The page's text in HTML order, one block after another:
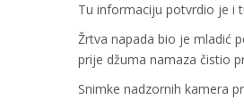
Tu informaciju potvrdio je i
Žrtva napada bio je mladić
prije džuma namaza čistio
Snimke nadzornih kamera